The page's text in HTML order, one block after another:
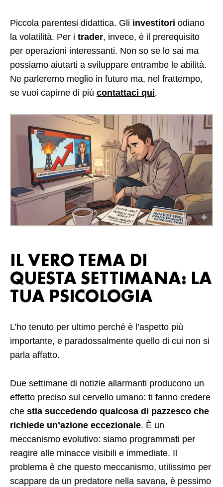
Piccola parentesi didattica. Gli investitori odiano
la volatilità. Per i trader, invece, è il prerequisito
per operazioni interessanti. Non so se lo sai ma
possiamo aiutarti a sviluppare entrambe le abilità.
Ne parleremo meglio in futuro ma, nel frattempo,
se vuoi capirne di più contattaci qui.
IL VERO TEMA DI
QUESTA SETTIMANA: LA
TUA PSICOLOGIA
L’ho tenuto per ultimo perché è l’aspetto più
importante, e paradossalmente quello di cui non si
parla affatto.
Due settimane di notizie allarmanti producono un
effetto preciso sul cervello umano: ti fanno credere
che stia succedendo qualcosa di pazzesco che
richiede un’azione eccezionale. È un
meccanismo evolutivo: siamo programmati per
reagire alle minacce visibili e immediate. Il
problema è che questo meccanismo, utilissimo per
scappare da un predatore nella savana, è pessimo